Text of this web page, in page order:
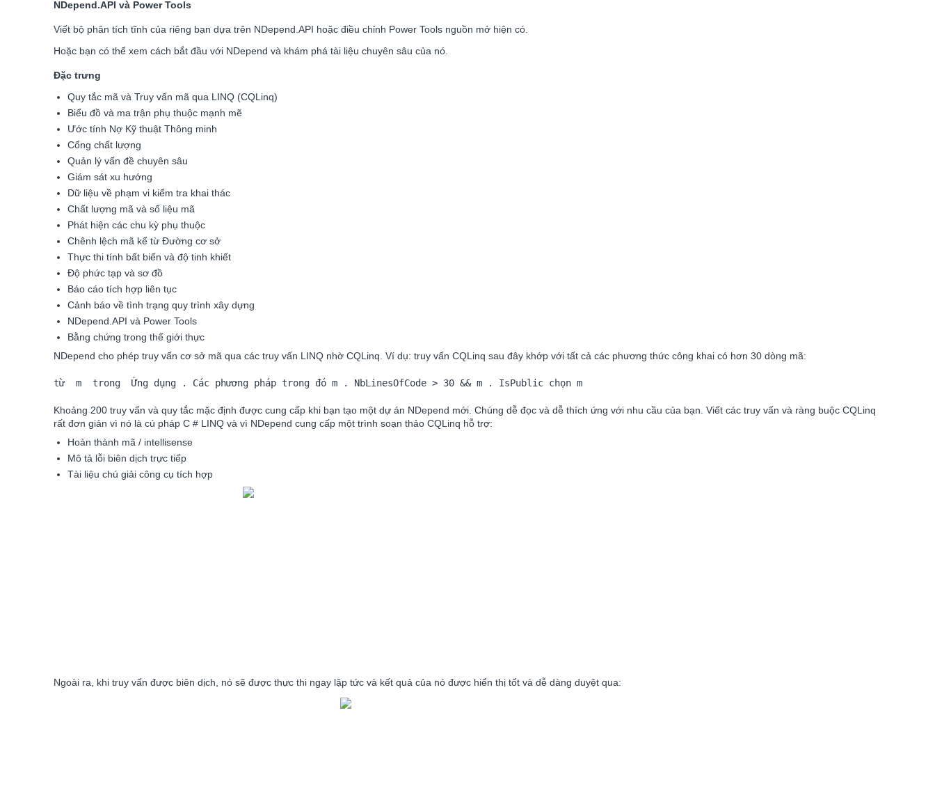
NDepend.API và Power Tools
Viết bộ phân tích tĩnh của riêng bạn dựa trên NDepend.API hoặc điều chỉnh Power Tools nguồn mở hiện có.
Hoặc bạn có thể xem cách bắt đầu với NDepend và khám phá tài liệu chuyên sâu của nó.
Đặc trưng
Quy tắc mã và Truy vấn mã qua LINQ (CQLinq)
Biểu đồ và ma trận phụ thuộc mạnh mẽ
Ước tính Nợ Kỹ thuật Thông minh
Cổng chất lượng
Quản lý vấn đề chuyên sâu
Giám sát xu hướng
Dữ liệu về phạm vi kiểm tra khai thác
Chất lượng mã và số liệu mã
Phát hiện các chu kỳ phụ thuộc
Chênh lệch mã kể từ Đường cơ sở
Thực thi tính bất biến và độ tinh khiết
Độ phức tạp và sơ đồ
Báo cáo tích hợp liên tục
Cảnh báo về tình trạng quy trình xây dựng
NDepend.API và Power Tools
Bằng chứng trong thế giới thực
NDepend cho phép truy vấn cơ sở mã qua các truy vấn LINQ nhờ CQLinq. Ví dụ: truy vấn CQLinq sau đây khớp với tất cả các phương thức công khai có hơn 30 dòng mã:
từ  m  trong  Ứng dụng . Các phương pháp trong đó m . NbLinesOfCode > 30 && m . IsPublic chọn m
Khoảng 200 truy vấn và quy tắc mặc định được cung cấp khi bạn tạo một dự án NDepend mới. Chúng dễ đọc và dễ thích ứng với nhu cầu của bạn. Viết các truy vấn và ràng buộc CQLinq
rất đơn giản vì nó là cú pháp C # LINQ và vì NDepend cung cấp một trình soạn thảo CQLinq hỗ trợ:
Hoàn thành mã / intellisense
Mô tả lỗi biên dịch trực tiếp
Tài liệu chú giải công cụ tích hợp
Ngoài ra, khi truy vấn được biên dịch, nó sẽ được thực thi ngay lập tức và kết quả của nó được hiển thị tốt và dễ dàng duyệt qua: